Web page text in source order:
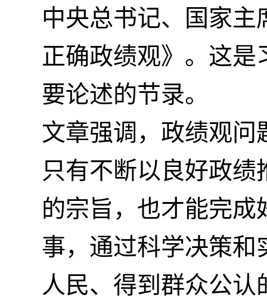
中央总书记、国家
正确政绩观》。这
要论述的节录。
文章强调，政绩观
只有不断以良好政
的宗旨，也才能完
事，通过科学决策
人民、得到群众公认